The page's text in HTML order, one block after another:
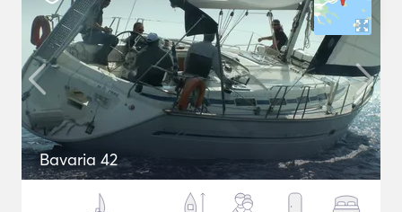
Bavaria 42